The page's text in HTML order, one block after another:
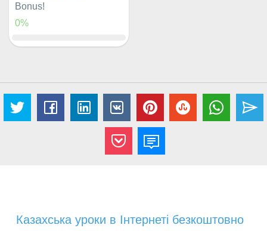
Bonus!
0%
Казахська уроки в Інтернеті безкоштовно